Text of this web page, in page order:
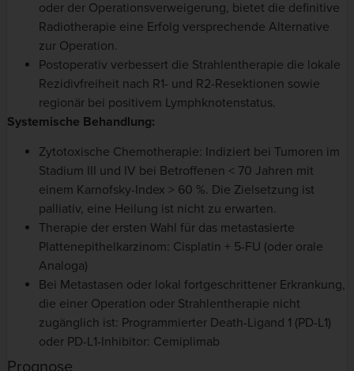
oder der Operationsverweigerung, bietet die definitive
Radiotherapie eine Erfolg versprechende Alternative
zur Operation.
Postoperativ verbessert die Strahlentherapie die lokale
Rezidivfreiheit nach R1- und R2-Resektionen sowie
regionär bei positivem Lymphknotenstatus.
Systemische Behandlung:
Zytotoxische Chemotherapie: Indiziert bei Tumoren im
Stadium III und IV bei Betroffenen < 70 Jahren mit
einem Karnofsky-Index > 60 %. Die Zielsetzung ist
palliativ, eine Heilung ist nicht zu erwarten.
Therapie der ersten Wahl für das metastasierte
Plattenepithelkarzinom: Cisplatin + 5-FU (oder orale
Analoga)
Bei Metastasen oder lokal fortgeschrittener Erkrankung,
die einer Operation oder Strahlentherapie nicht
zugänglich ist: Programmierter Death-Ligand 1 (PD-L1)
oder PD-L1-Inhibitor: Cemiplimab
Prognose